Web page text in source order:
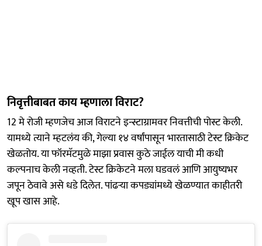
निवृत्तीबाबत काय म्हणाला विराट?
12 मे रोजी म्हणजेच आज विराटने इन्स्टाग्रामवर निवत्तीची पोस्ट केली.
यामध्ये त्याने म्हटलंय की, गेल्या १४ वर्षांपासून भारतासाठी टेस्ट क्रिकेट
खेळतोय. या फॉरमॅटमुळे माझा प्रवास कुठे जाईल याची मी कधी
कल्पनाच केली नव्हती. टेस्ट क्रिकेटने मला घडवलं आणि आयुष्यभर
जपून ठेवावे असे धडे दिलेत. पांढऱ्या कपड्यांमध्ये खेळण्यात काहीतरी
खूप खास आहे.